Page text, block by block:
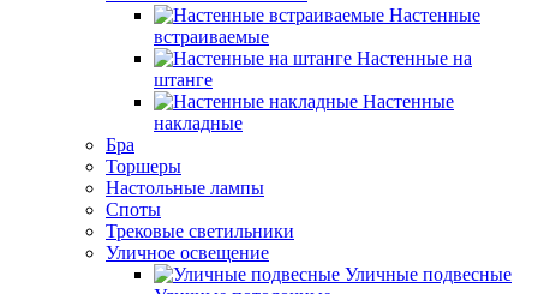
Настенные
встраиваемые
Настенные на
штанге
Настенные
накладные
Бра
Торшеры
Настольные лампы
Споты
Трековые светильники
Уличное освещение
Уличные подвесные